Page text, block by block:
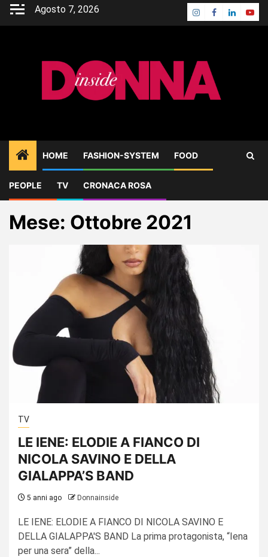
Skip
Agosto 7, 2026 Instagram
Facebook
Linkedin
HOME FASHION-SYSTEM FOOD
PEOPLE TV CRONACA ROSA
Home 2021 Ottobre Page 2
Mese: Ottobre 2021
TV
LE IENE: ELODIE A FIANCO DI
NICOLA SAVINO E DELLA
GIALAPPA’S BAND
5 anni ago Donnainside
LE IENE: ELODIE A FIANCO DI NICOLA SAVINO E
DELLA GIALAPPA'S BAND La prima protagonista, “Iena
per una sera” della...